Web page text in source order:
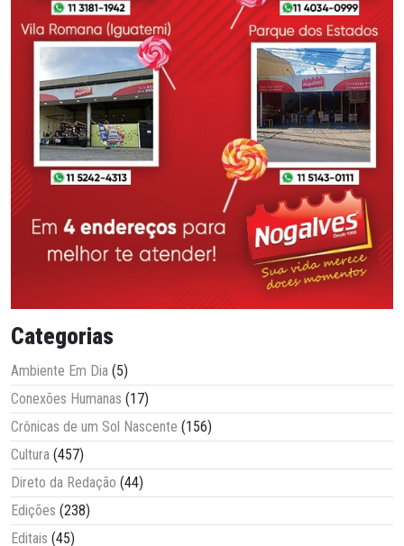
Categorias
Ambiente Em Dia (5)
Conexões Humanas (17)
Crônicas de um Sol Nascente (156)
Cultura (457)
Direto da Redação (44)
Edições (238)
Editais (45)